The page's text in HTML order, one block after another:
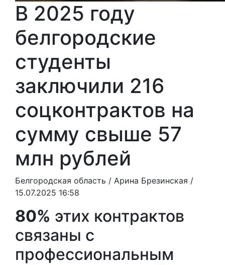
В 2025 году
белгородские
студенты
заключили 216
соцконтрактов на
сумму свыше 57
млн рублей
Белгородская область / Арина Брезинская /
15.07.2025 16:58
80% этих контрактов
связаны с
профессиональным